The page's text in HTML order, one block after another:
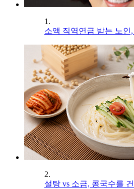
1.
소액 직역연금 받는 노
2.
설탕 vs 소금, 콩국수를